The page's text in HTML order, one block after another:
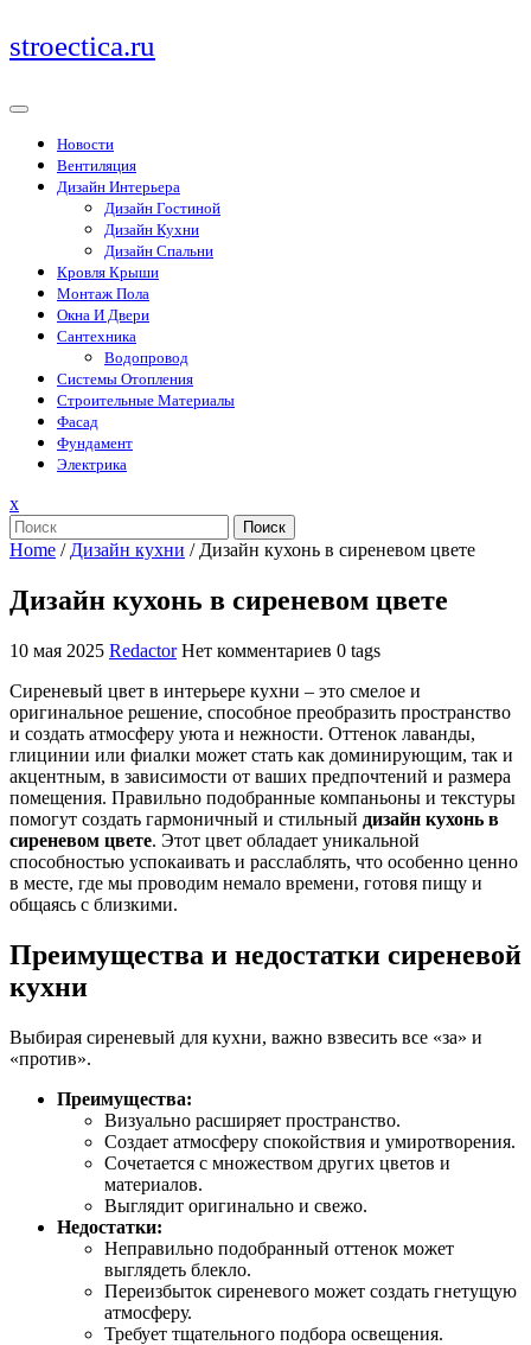
Перейти
к
stroectica.ru
Новости
Вентиляция
Дизайн Интерьера
Дизайн Гостиной
Дизайн Кухни
Дизайн Спальни
Кровля Крыши
Монтаж Пола
Окна И Двери
Сантехника
Водопровод
Системы Отопления
Строительные Материалы
Фасад
Фундамент
Электрика
xЗакрыть
меню
Поиск
Home / Дизайн кухни / Дизайн кухонь в сиреневом цвете
Дизайн кухонь в сиреневом цвете
10 мая 2025 Redactor Нет комментариев 0 tags
Сиреневый цвет в интерьере кухни – это смелое и
оригинальное решение, способное преобразить пространство
и создать атмосферу уюта и нежности. Оттенок лаванды,
глицинии или фиалки может стать как доминирующим, так и
акцентным, в зависимости от ваших предпочтений и размера
помещения. Правильно подобранные компаньоны и текстуры
помогут создать гармоничный и стильный дизайн кухонь в
сиреневом цвете. Этот цвет обладает уникальной
способностью успокаивать и расслаблять, что особенно ценно
в месте, где мы проводим немало времени, готовя пищу и
общаясь с близкими.
Преимущества и недостатки сиреневой
кухни
Выбирая сиреневый для кухни, важно взвесить все «за» и
«против».
Преимущества:
Визуально расширяет пространство.
Создает атмосферу спокойствия и умиротворения.
Сочетается с множеством других цветов и
материалов.
Выглядит оригинально и свежо.
Недостатки:
Неправильно подобранный оттенок может
выглядеть блекло.
Переизбыток сиреневого может создать гнетущую
атмосферу.
Требует тщательного подбора освещения.